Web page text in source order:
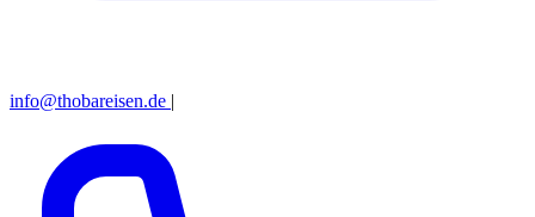
info@thobareisen.de |